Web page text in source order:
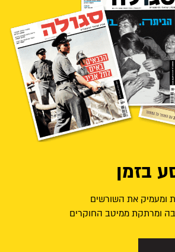
בזמן
ומעמיק את השורשים
ומרתקת ממיטב החוקרים